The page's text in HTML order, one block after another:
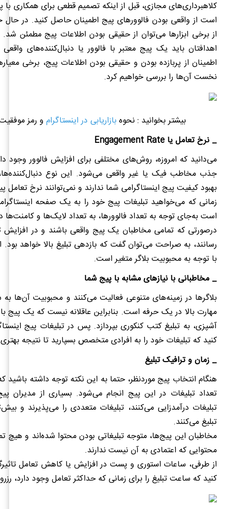
کلاهبرداری‌های مجازی، قبل از اینکه تصمیم قطعی برای همکاری با
است از واقعی بودن فالوورهای پیج اطمینان حاصل کنید. در حال
از برخی ابزارها می‌توان از حقیقی بودن اطلاعات پیج مطمئن
اهدافتان باید یک پیج معتبر با فالوور یا دنبال‌کننده‌های
اطمینان از پربازده بودن و حقیقی بودن اطلاعات پیج، برخی
نخست آن‌ها را بررسی خواهیم کرد.
بیشتر بخوانید : نحوهبازاریابی در اینستاگرام و رمز
_ نرخ تعامل یا Engagement Rate
می‌دانید که امروزه، روش‌های مختلفی برای افزایش فالوور وجود
جذب مخاطب فیک یا غیر واقعی می‌شود. این نوع
بهبود کیفیت پیج اینستاگرامی شما ندارند و نمی‌توانند نرخ تعامل
زمانی که می‌خواهید تبلیغات پیج خود را به یک صفحه
است به‌جای توجه به تعداد فالوورها، به تعداد لایک‌ها و
درصورتی که تمامی مخاطبان یک پیج واقعی باشند و در افزایش
رسانند، به صراحت می‌توان گفت که بازدهی تبلیغ بالا خواهد بود.
با توجه به محبوبیت بلاگر متغیر است.
_ مخاطبانی با نیازهای مشابه با پیج شما
بلاگرها در زمینه‌های متنوعی فعالیت می‌کنند و محبوبیت
مهارت بالا در یک حرفه است. بنابراین عاقلانه نیست که یک پیج
آشپزی، به تبلیغ کتب کنکوری بپردازد. پس در تبلیغات پیج
کنید که تبلیغات خود را به افرادی متخصص بسپارید تا نتیجه
_ زمان و ترافیک تبلیغ
هنگام انتخاب پیج موردنظر، حتما به این نکته توجه داشته باشید
تعداد تبلیغات در این پیج انجام می‌شود. بسیاری از مدیران
تبلیغات درآمدزایی می‌کنند، تبلیغات متعددی را می‌پذیرند و
تبلیغ‌ می‌کنند.
مخاطبان این پیج‌ها، متوجه تبلیغاتی بودن محتوا شده‌اند و هیچ
محتوایی که اعتمادی به آن نیست ندارند.
از طرفی، ساعات استوری و پست در افزایش یا کاهش تعامل
کنید که ساعت تبلیغ را برای زمانی که حداکثر تعامل وجود دارد،